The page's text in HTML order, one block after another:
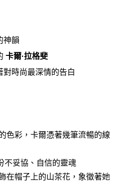
神韻
卡爾·拉格斐
時尚最深情的告白
色彩，卡爾憑著幾筆流暢的線
不妥協、自信的靈魂
在帽子上的山茶花，象徵著她